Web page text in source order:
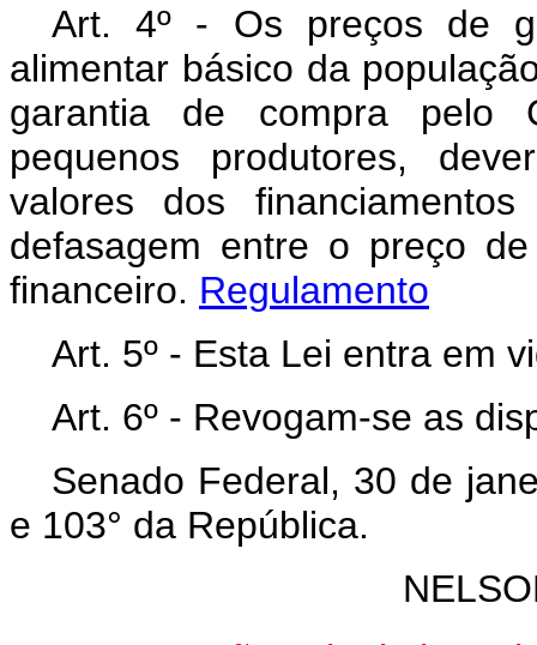
Art. 4º - Os preços de
alimentar básico da
garantia de compra pelo
pequenos produtores,
valores dos
defasagem entre o preço
financeiro. Regulamento
Art. 5º - Esta Lei entra em
Art. 6º - Revogam-se as
Senado Federal, 30 de
e 103° da República.